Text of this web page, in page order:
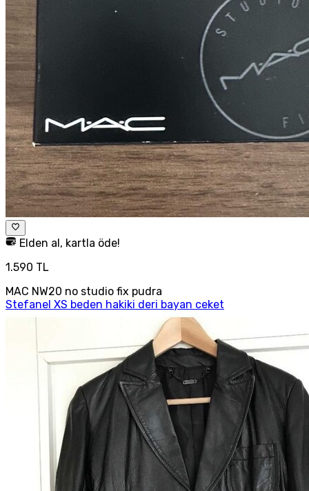
Elden al, kartla öde!
1.590 TL
MAC NW20 no studio fix pudra
Stefanel XS beden hakiki deri bayan ceket